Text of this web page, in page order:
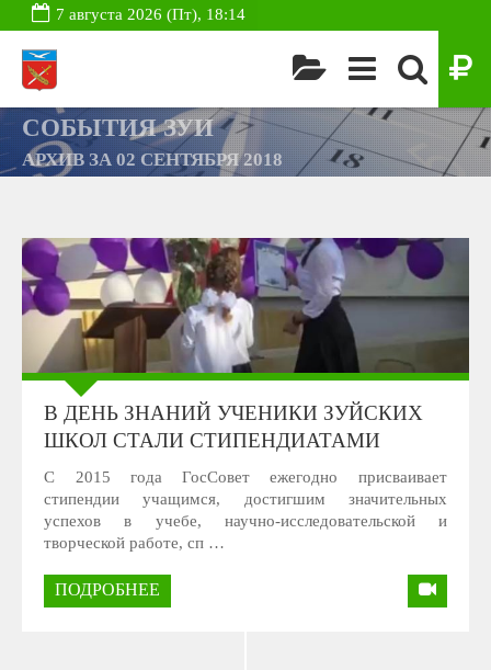
7 августа 2026 (Пт), 18:14
СОБЫТИЯ ЗУИ
АРХИВ ЗА 02 СЕНТЯБРЯ 2018
В ДЕНЬ ЗНАНИЙ УЧЕНИКИ ЗУЙСКИХ
ШКОЛ СТАЛИ СТИПЕНДИАТАМИ
С 2015 года ГосСовет ежегодно присваивает
стипендии учащимся, достигшим значительных
успехов в учебе, научно-исследовательской и
творческой работе, сп …
ПОДРОБНЕЕ